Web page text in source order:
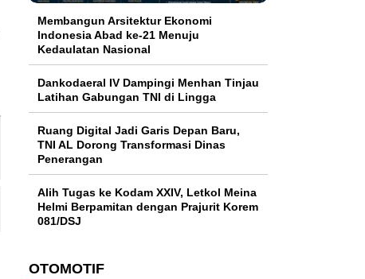
Membangun Arsitektur Ekonomi
Indonesia Abad ke-21 Menuju
Kedaulatan Nasional
Dankodaeral IV Dampingi Menhan Tinjau
Latihan Gabungan TNI di Lingga
Ruang Digital Jadi Garis Depan Baru,
TNI AL Dorong Transformasi Dinas
Penerangan
Alih Tugas ke Kodam XXIV, Letkol Meina
Helmi Berpamitan dengan Prajurit Korem
081/DSJ
OTOMOTIF